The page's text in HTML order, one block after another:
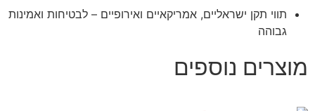
תווי תקן ישראליים, אמריקאיים ואירופיים – לבטיחות ואמינות
גבוהה
מוצרים נוספים